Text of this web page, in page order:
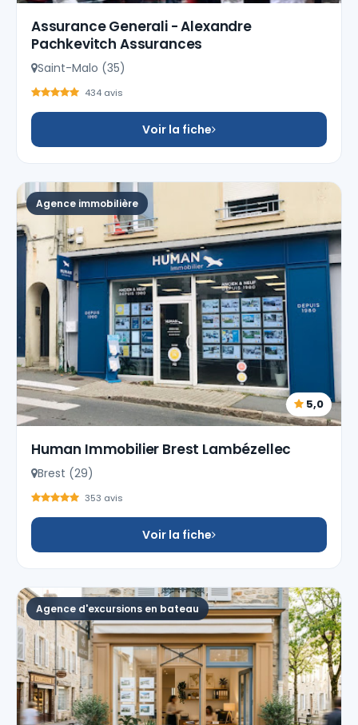
Assurance Generali - Alexandre
Pachkevitch Assurances
Saint-Malo (35)
434 avis
Voir la fiche
Agence immobilière
5,0
Human Immobilier Brest Lambézellec
Brest (29)
353 avis
Voir la fiche
Agence d'excursions en bateau